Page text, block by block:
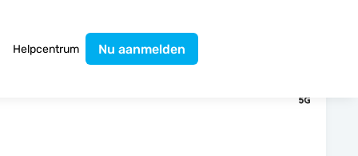
Helpcentrum Nu aanmelden